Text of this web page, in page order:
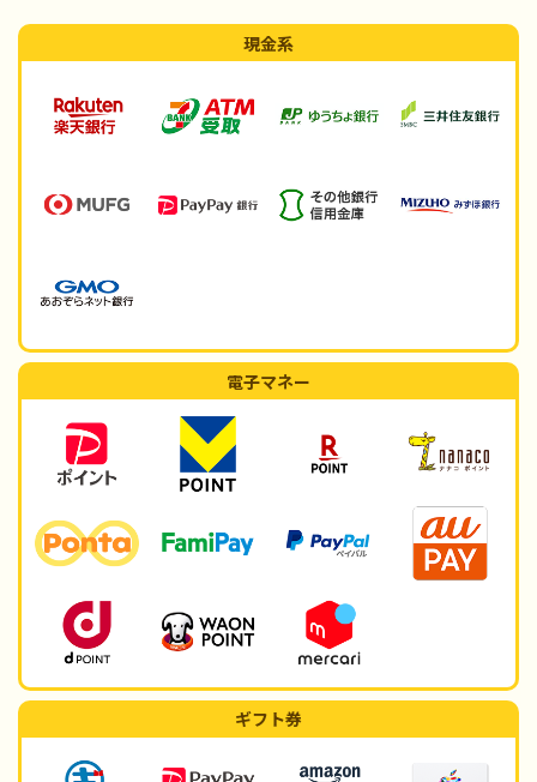
現金系
電子マネー
ギフト券